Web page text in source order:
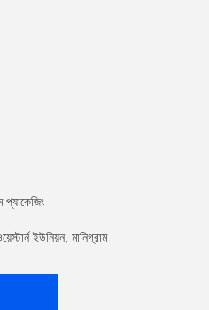
প্যাকেজিং
ইউনিয়ন, মানিগ্রাম